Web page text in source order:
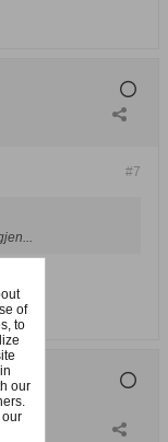
#7
of
to
our